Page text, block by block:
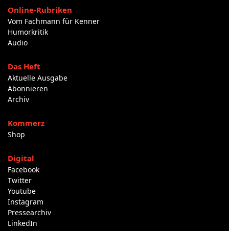
Online-Rubriken
Vom Fachmann für Kenner
Humorkritik
Audio
Das Heft
Aktuelle Ausgabe
Abonnieren
Archiv
Kommerz
Shop
Digital
Facebook
Twitter
Youtube
Instagram
Pressearchiv
LinkedIn